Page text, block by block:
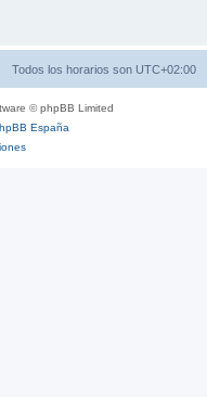
Todos los horarios son UTC+02:00
© phpBB Limited
España